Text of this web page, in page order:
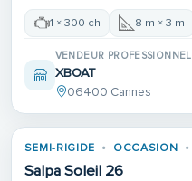
1 × 300 ch 8 m × 3 m
VENDEUR PROFESSIONNEL
XBOAT
06400 Cannes
SEMI-RIGIDE OCCASION
Salpa Soleil 26